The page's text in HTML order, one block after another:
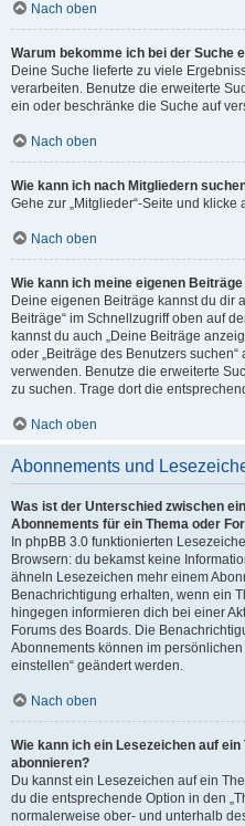
Nach oben
Warum bekomme ich bei der Suche
Deine Suche lieferte zu viele
verarbeiten. Benutze die erweiterte
ein oder beschränke die Suche auf
Nach oben
Wie kann ich nach Mitgliedern
Gehe zur „Mitglieder“-Seite und klicke
Nach oben
Wie kann ich meine eigenen
Deine eigenen Beiträge kannst du dir
Beiträge“ im Schnellzugriff oben auf
kannst du auch „Deine Beiträge
oder „Beiträge des Benutzers
verwenden. Benutze die erweiterte
zu suchen. Trage dort die
Nach oben
Abonnements und
Was ist der Unterschied zwischen
Abonnements für ein Thema oder
In phpBB 3.0 funktionierten
Browsern: du bekamst keine
ähneln Lesezeichen mehr einem
Benachrichtigung erhalten, wenn ein
hingegen informieren dich bei einer
Forums des Boards. Die
Abonnements können im
einstellen“ geändert werden.
Nach oben
Wie kann ich ein Lesezeichen auf
abonnieren?
Du kannst ein Lesezeichen auf ein
du die entsprechende Option in den
normalerweise ober- und unterhalb